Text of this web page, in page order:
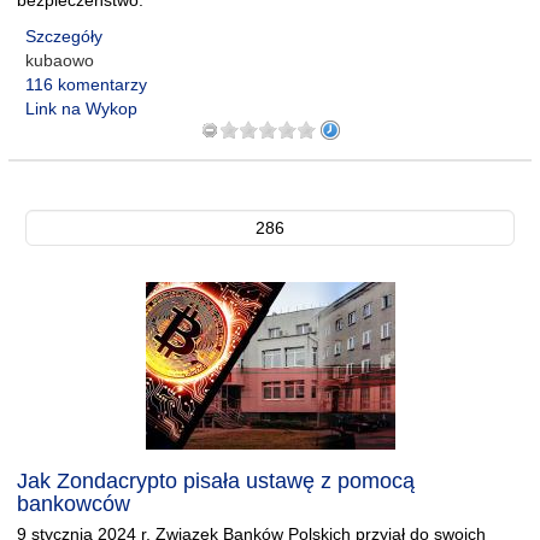
Szczegóły
kubaowo
116 komentarzy
Link na Wykop
286
Jak Zondacrypto pisała ustawę z pomocą
bankowców
9 stycznia 2024 r. Związek Banków Polskich przyjął do swoich